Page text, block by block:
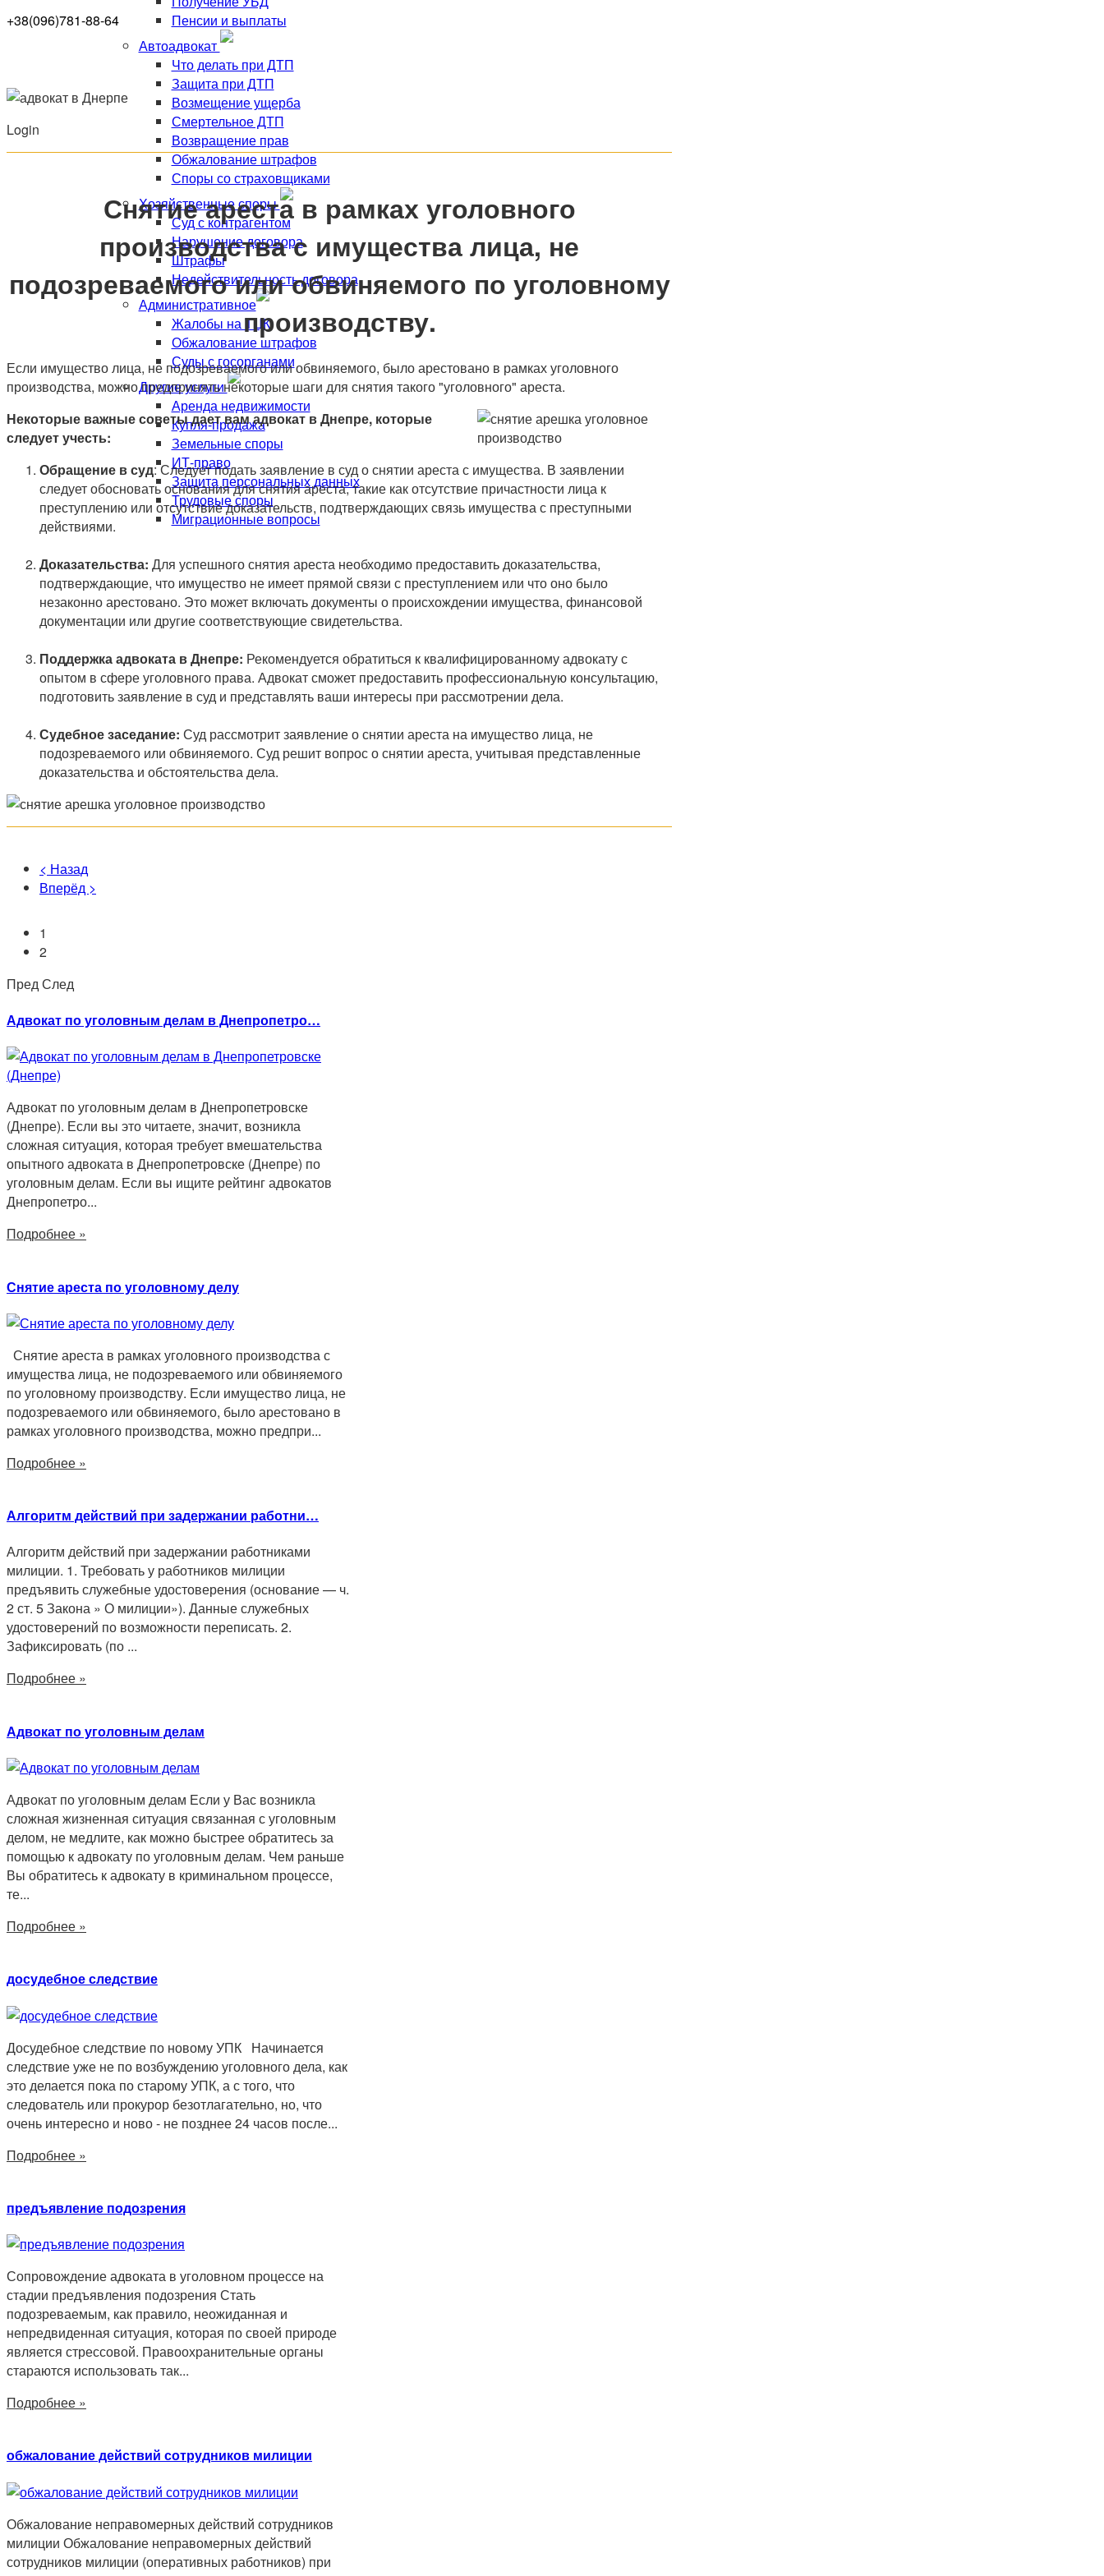
Пенсии и выплаты
Автоадвокат
Что делать при ДТП
Защита при ДТП
Возмещение ущерба
Смертельное ДТП
Возвращение прав
Обжалование штрафов
Споры со страховщиками
Хозяйственные споры
Суд с контрагентом
Нарушение договора
Штрафы
Недействительность договора
Административное
Жалобы на ТЦК
Обжалование штрафов
Суды с госорганами
Другие услуги
Аренда недвижимости
Купля-продажа
Земельные споры
ИТ-право
Защита персональных данных
Трудовые споры
Миграционные вопросы
+38(096)781-88-64
Login
Снятие ареста в рамках уголовного
производства с имущества лица, не
подозреваемого или обвиняемого по уголовному
производству.
Если имущество лица, не подозреваемого или обвиняемого, было арестовано в рамках уголовного
производства, можно предпринять некоторые шаги для снятия такого "уголовного" ареста.
Некоторые важные советы дает вам адвокат в Днепре, которые
следует учесть:
Обращение в суд: Следует подать заявление в суд о снятии ареста с имущества. В заявлении
следует обосновать основания для снятия ареста, такие как отсутствие причастности лица к
преступлению или отсутствие доказательств, подтверждающих связь имущества с преступными
действиями.
Доказательства: Для успешного снятия ареста необходимо предоставить доказательства,
подтверждающие, что имущество не имеет прямой связи с преступлением или что оно было
незаконно арестовано. Это может включать документы о происхождении имущества, финансовой
документации или другие соответствующие свидетельства.
Поддержка адвоката в Днепре: Рекомендуется обратиться к квалифицированному адвокату с
опытом в сфере уголовного права. Адвокат сможет предоставить профессиональную консультацию,
подготовить заявление в суд и представлять ваши интересы при рассмотрении дела.
Судебное заседание: Суд рассмотрит заявление о снятии ареста на имущество лица, не
подозреваемого или обвиняемого. Суд решит вопрос о снятии ареста, учитывая представленные
доказательства и обстоятельства дела.
< Назад
Вперёд >
1
2
ПредСлед
Адвокат по уголовным делам в Днепропетро…
Адвокат по уголовным делам в Днепропетровске
(Днепре). Если вы это читаете, значит, возникла
сложная ситуация, которая требует вмешательства
опытного адвоката в Днепропетровске (Днепре) по
уголовным делам. Если вы ищите рейтинг адвокатов
Днепропетро...
Подробнее »
Снятие ареста по уголовному делу
Снятие ареста в рамках уголовного производства с
имущества лица, не подозреваемого или обвиняемого
по уголовному производству. Если имущество лица, не
подозреваемого или обвиняемого, было арестовано в
рамках уголовного производства, можно предпри...
Подробнее »
Алгоритм действий при задержании работни…
Алгоритм действий при задержании работниками
милиции. 1. Требовать у работников милиции
предъявить служебные удостоверения (основание — ч.
2 ст. 5 Закона » О милиции»). Данные служебных
удостоверений по возможности переписать. 2.
Зафиксировать (по ...
Подробнее »
Адвокат по уголовным делам
Адвокат по уголовным делам Если у Вас возникла
сложная жизненная ситуация связанная с уголовным
делом, не медлите, как можно быстрее обратитесь за
помощью к адвокату по уголовным делам. Чем раньше
Вы обратитесь к адвокату в криминальном процессе,
те...
Подробнее »
досудебное следствие
Досудебное следствие по новому УПК Начинается
следствие уже не по возбуждению уголовного дела, как
это делается пока по старому УПК, а с того, что
следователь или прокурор безотлагательно, но, что
очень интересно и ново - не позднее 24 часов после...
Подробнее »
предъявление подозрения
Сопровождение адвоката в уголовном процессе на
стадии предъявления подозрения Стать
подозреваемым, как правило, неожиданная и
непредвиденная ситуация, которая по своей природе
является стрессовой. Правоохранительные органы
стараются использовать так...
Подробнее »
обжалование действий сотрудников милиции
Обжалование неправомерных действий сотрудников
милиции Обжалование неправомерных действий
сотрудников милиции (оперативных работников) при